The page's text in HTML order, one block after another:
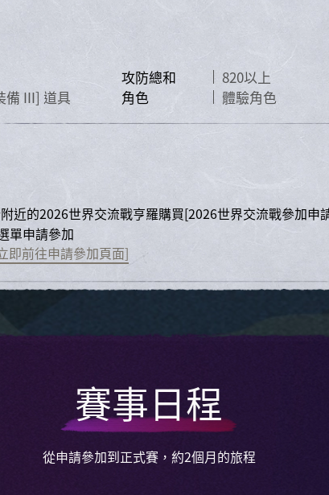
攻防總和
820以上
備 III] 道具 角色 體驗角色
近的2026世界交流戰亨羅購買[2026世界交流戰參加申
單申請參加
即前往申請參加頁面]
賽事日程
從申請參加到正式賽，約2個月的旅程